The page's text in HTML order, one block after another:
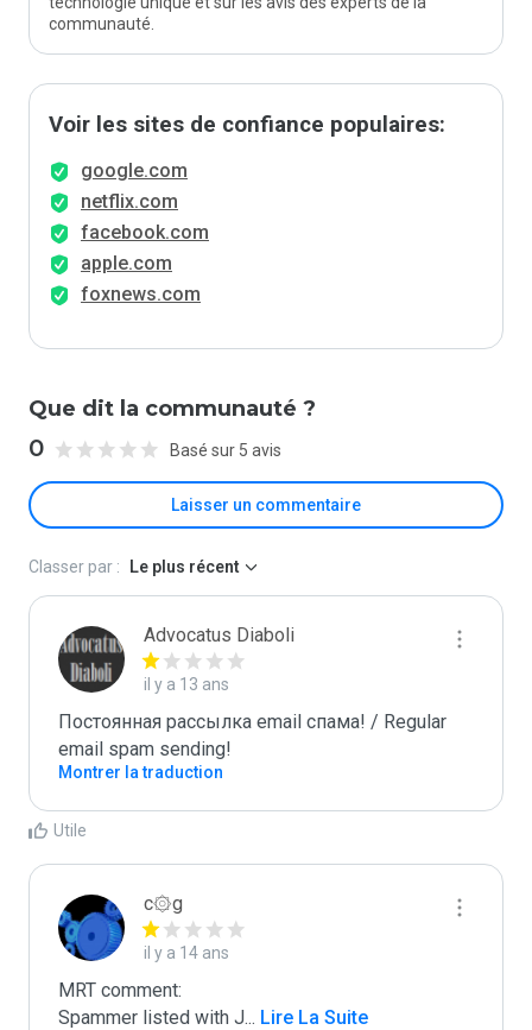
communauté.
Voir les sites de confiance populaires:
google.com
netflix.com
facebook.com
apple.com
foxnews.com
Que dit la communauté ?
0 Basé sur 5 avis
Laisser un commentaire
Classer par : Le plus récent
Advocatus Diaboli
il y a 13 ans
Постоянная рассылка email спама! / Regular
email spam sending!
Montrer la traduction
Utile
c۞g
il y a 14 ans
MRT comment:
Spammer listed with J... Lire La Suite